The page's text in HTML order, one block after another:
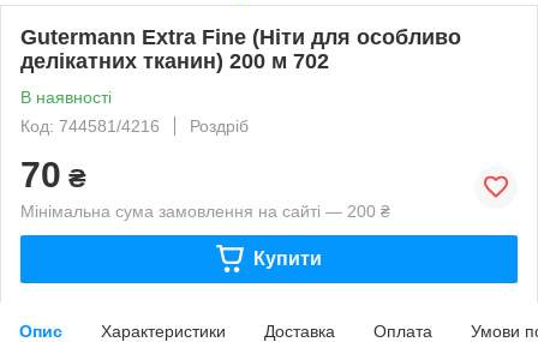
Gutermann Extra Fine (Ніти для особливо
делікатних тканин) 200 м 702
В наявності
Код: 744581/4216
Роздріб
70 ₴
Мінімальна сума замовлення на сайті — 200 ₴
Купити
Опис Характеристики Доставка Оплата Умови